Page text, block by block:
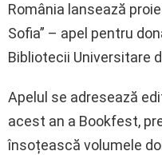
România lansează
Sofia” – apel pentru
Bibliotecii Universitare
Apelul se adresează
acest an a Bookfest,
însoțească volumele